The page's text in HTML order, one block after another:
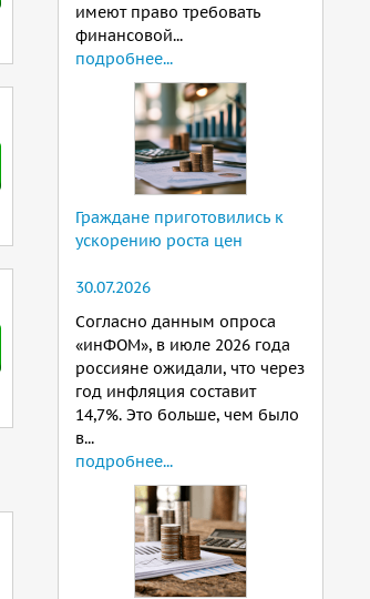
имеют право требовать
финансовой...
подробнее...
Граждане приготовились к
ускорению роста цен
30.07.2026
Согласно данным опроса
«инФОМ», в июле 2026 года
россияне ожидали, что через
год инфляция составит
14,7%. Это больше, чем было
в...
подробнее...